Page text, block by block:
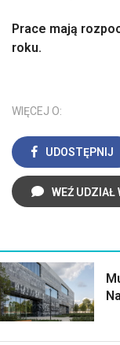
Prace mają
roku.
WIĘCEJ O:
UDOSTĘPNIJ
WEŹ UDZIAŁ